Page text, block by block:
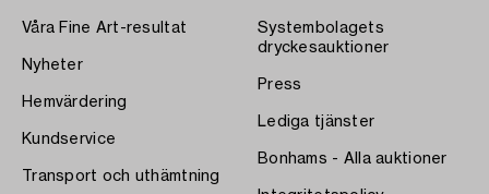
Våra Fine Art-resultat
Nyheter
Hemvärdering
Kundservice
Transport och uthämtning
Systembolagets
dryckesauktioner
Press
Lediga tjänster
Bonhams - Alla auktioner